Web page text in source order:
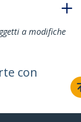
a modifiche
con